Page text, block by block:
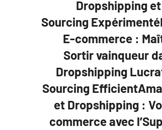
Dropshipping
Sourcing
E-commerce :
Sortir vainqueur
Dropshipping
Sourcing
et Dropshipping :
commerce avec